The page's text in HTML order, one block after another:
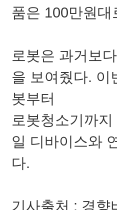
품은 100만원대
로봇은 과거보
을 보여줬다. 이
봇부터
로봇청소기까
일 디바이스와
다.
기사출처 : 경향